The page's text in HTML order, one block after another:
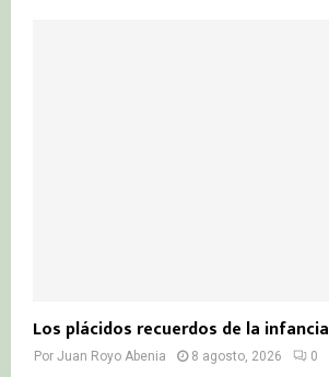
Los plácidos recuerdos de la infancia
Por Juan Royo Abenia 8 agosto, 2026 0